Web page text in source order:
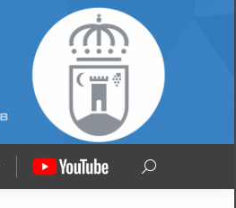
Search: